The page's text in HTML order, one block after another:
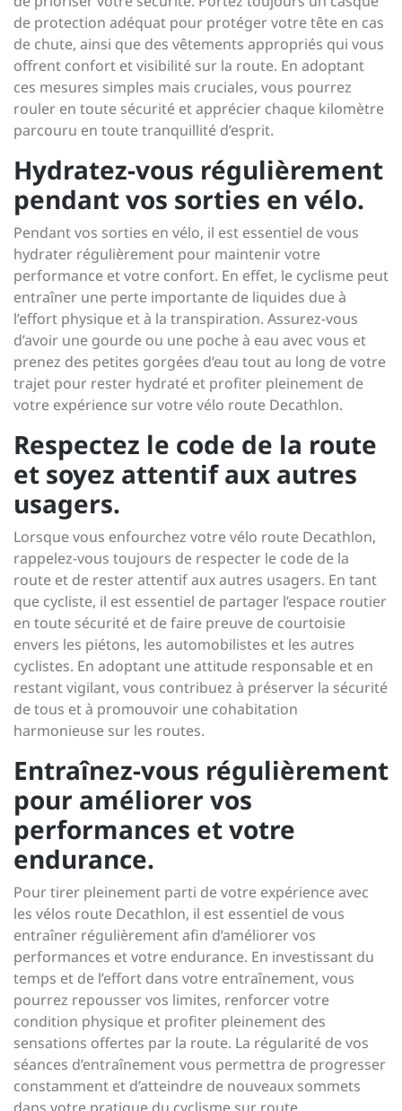
de protection adéquat pour protéger votre tête en cas
de chute, ainsi que des vêtements appropriés qui vous
offrent confort et visibilité sur la route. En adoptant
ces mesures simples mais cruciales, vous pourrez
rouler en toute sécurité et apprécier chaque kilomètre
parcouru en toute tranquillité d’esprit.
Hydratez-vous régulièrement
pendant vos sorties en vélo.
Pendant vos sorties en vélo, il est essentiel de vous
hydrater régulièrement pour maintenir votre
performance et votre confort. En effet, le cyclisme peut
entraîner une perte importante de liquides due à
l’effort physique et à la transpiration. Assurez-vous
d’avoir une gourde ou une poche à eau avec vous et
prenez des petites gorgées d’eau tout au long de votre
trajet pour rester hydraté et profiter pleinement de
votre expérience sur votre vélo route Decathlon.
Respectez le code de la route
et soyez attentif aux autres
usagers.
Lorsque vous enfourchez votre vélo route Decathlon,
rappelez-vous toujours de respecter le code de la
route et de rester attentif aux autres usagers. En tant
que cycliste, il est essentiel de partager l’espace routier
en toute sécurité et de faire preuve de courtoisie
envers les piétons, les automobilistes et les autres
cyclistes. En adoptant une attitude responsable et en
restant vigilant, vous contribuez à préserver la sécurité
de tous et à promouvoir une cohabitation
harmonieuse sur les routes.
Entraînez-vous régulièrement
pour améliorer vos
performances et votre
endurance.
Pour tirer pleinement parti de votre expérience avec
les vélos route Decathlon, il est essentiel de vous
entraîner régulièrement afin d’améliorer vos
performances et votre endurance. En investissant du
temps et de l’effort dans votre entraînement, vous
pourrez repousser vos limites, renforcer votre
condition physique et profiter pleinement des
sensations offertes par la route. La régularité de vos
séances d’entraînement vous permettra de progresser
constamment et d’atteindre de nouveaux sommets